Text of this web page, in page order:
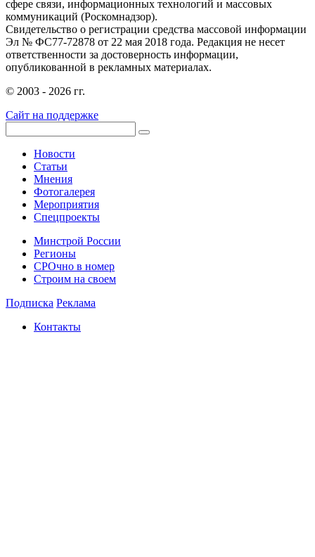
сфере связи, информационных технологий и массовых
коммуникаций (Роскомнадзор).
Свидетельство о регистрации средства массовой информации
Эл № ФС77-72878 от 22 мая 2018 года. Редакция не несет
ответственности за достоверность информации,
опубликованной в рекламных материалах.
© 2003 - 2026 гг.
Сайт на поддержке
Новости
Статьи
Мнения
Фотогалерея
Мероприятия
Спецпроекты
Минстрой России
Регионы
СРОчно в номер
Строим на своем
Подписка Реклама
Контакты